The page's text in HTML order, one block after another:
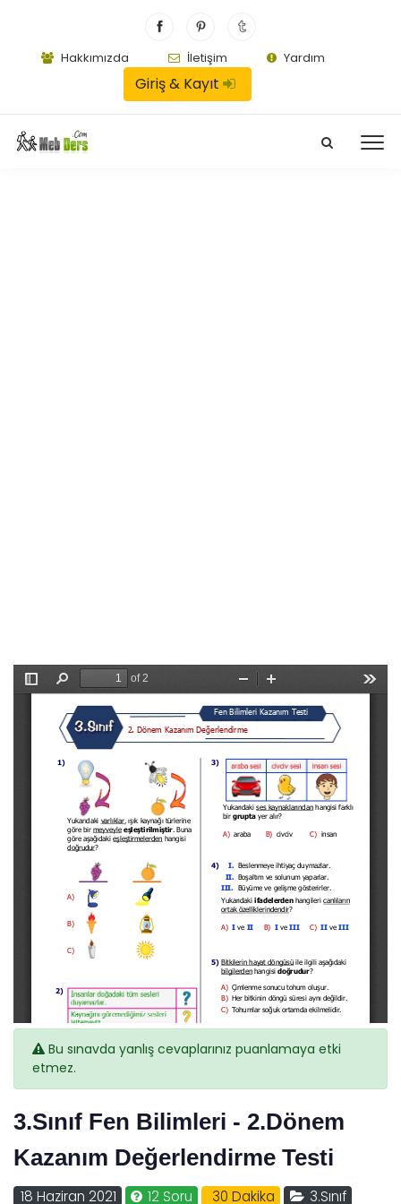
Hakkımızda İletişim Yardım
Giriş & Kayıt
Bu sınavda yanlış cevaplarınız puanlamaya etki
etmez.
3.Sınıf Fen Bilimleri - 2.Dönem
Kazanım Değerlendirme Testi
18 Haziran 2021 12 Soru 30 Dakika 3.Sınıf